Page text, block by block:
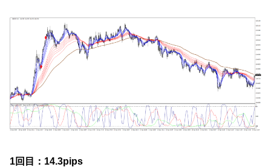
1回目：14.3pips